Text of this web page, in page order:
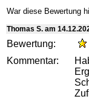
War diese Bewertung
Thomas S. am
Bewertung:
Kommentar: